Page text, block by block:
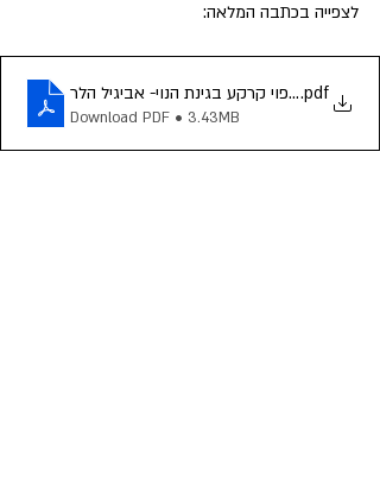
לצפייה בכתבה המלאה:
חיפוי קרקע בגינת הנוי- אביגיל הלר.pdf
Download PDF • 3.43MB